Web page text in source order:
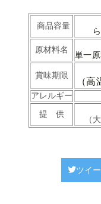
商品容量
原材料名
単一
賞味期限
（
アレルギー
提 供
（
ツイ